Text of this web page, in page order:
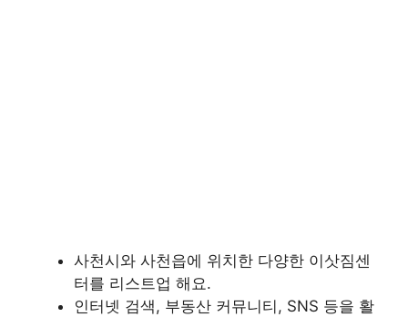
사천시와 사천읍에 위치한 다양한 이삿짐센
터를 리스트업 해요.
인터넷 검색, 부동산 커뮤니티, SNS 등을 활